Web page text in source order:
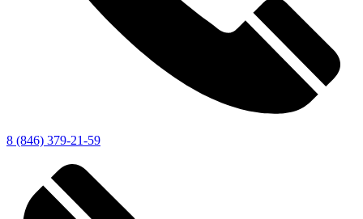
8 (846) 379-21-59